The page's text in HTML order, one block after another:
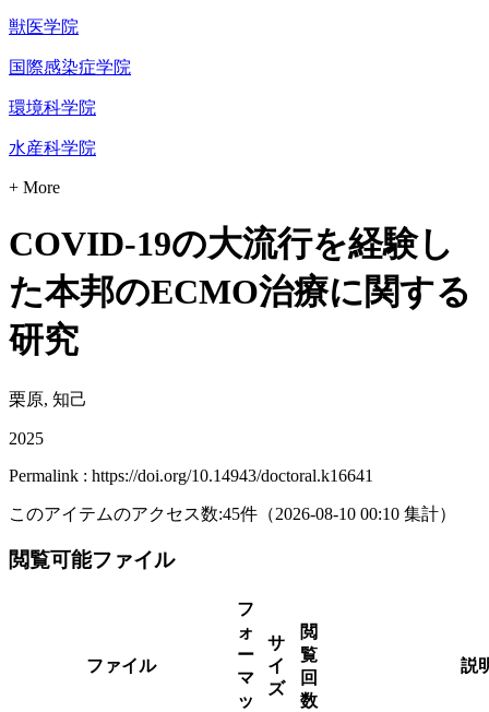
獣医学院
国際感染症学院
環境科学院
水産科学院
+ More
COVID-19の大流行を経験し
た本邦のECMO治療に関する
研究
栗原, 知己
2025
Permalink : https://doi.org/10.14943/doctoral.k16641
このアイテムのアクセス数:45件 （2026-08-10 00:10 集計）
閲覧可能ファイル
ファイル
フ
ォ
ー
マ
ッ
サ
イ
ズ
閲
覧
回
数
説